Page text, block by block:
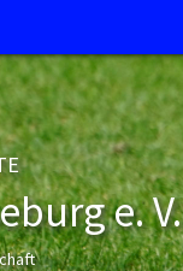
e. V.